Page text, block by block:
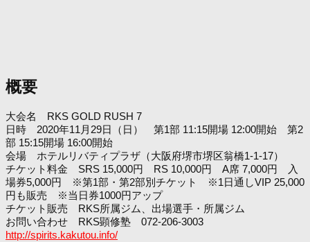
概要
大会名 RKS GOLD RUSH 7
日時 2020年11月29日（日） 第1部 11:15開場 12:00開始 第2
部 15:15開場 16:00開始
会場 ホテルリバティプラザ（大阪府堺市堺区翁橋1-1-17）
チケット料金 SRS 15,000円 RS 10,000円 A席 7,000円 入
場券5,000円 ※第1部・第2部別チケット ※1日通しVIP 25,000
円も販売 ※当日券1000円アップ
チケット販売 RKS所属ジム、出場選手・所属ジム
お問い合わせ RKS顕修塾 072-206-3003
http://spirits.kakutou.info/